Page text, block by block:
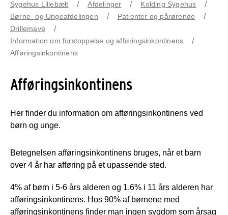
Sygehus Lillebælt Afdelinger
Kolding Sygehus
Børne- og Ungeafdelingen
Patienter og pårørende
Drillemave
Information om forstoppelse og afføringsinkontinens
Afføringsinkontinens
Afføringsinkontinens
Her finder du information om afføringsinkontinens ved
børn og unge.
Betegnelsen afføringsinkontinens bruges, når et barn
over 4 år har afføring på et upassende sted.
4% af børn i 5-6 års alderen og 1,6% i 11 års alderen har
afføringsinkontinens. Hos 90% af børnene med
afføringsinkontinens finder man ingen sygdom som årsag